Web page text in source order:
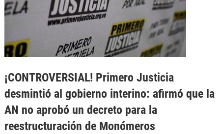
¡CONTROVERSIAL! Primero Justicia
desmintió al gobierno interino: afirmó que la
AN no aprobó un decreto para la
reestructuración de Monómeros